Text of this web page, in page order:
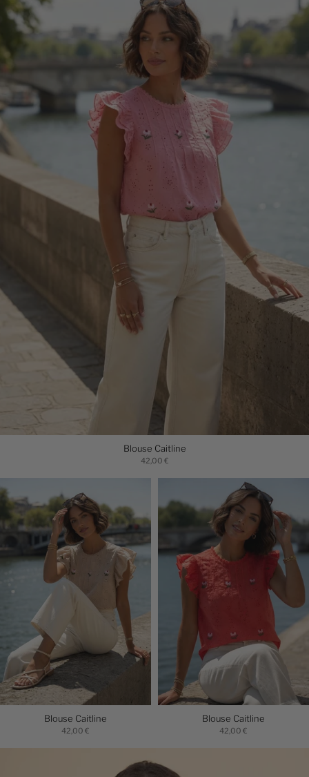
Blouse Caitline
42,00 €
Blouse Caitline
42,00 €
Blouse Caitline
42,00 €